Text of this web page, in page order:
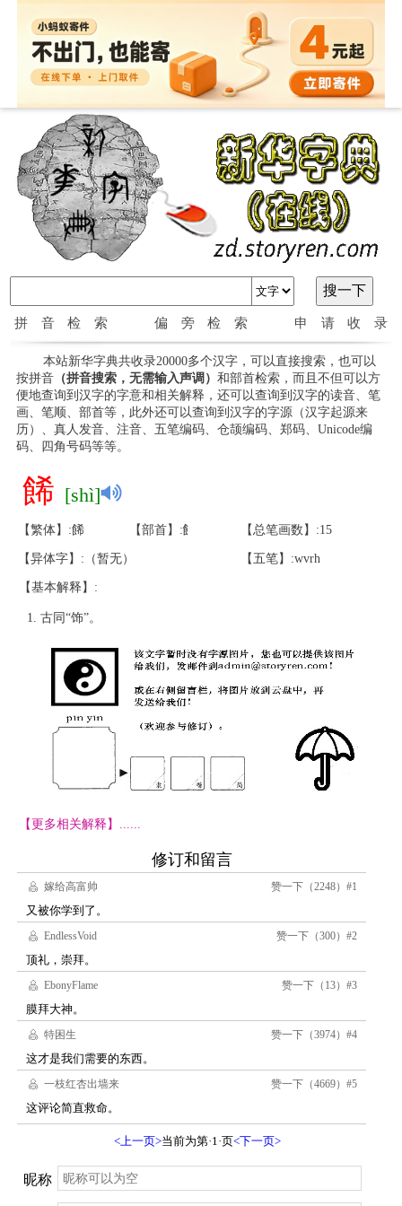
拼音检索 偏旁检索 申请收录
本站新华字典共收录20000多个汉字，可以直接搜索，也可以
按拼音（拼音搜索，无需输入声调） 和部首检索，而且不但可以方
便地查询到汉字的字意和相关解释，还可以查询到汉字的读音、笔
画、笔顺、部首等，此外还可以查询到汉字的字源（汉字起源来
历）、真人发音、注音、五笔编码、仓颉编码、郑码、Unicode编
码、四角号码等等。
餙 [shì]
【繁体】:餙 【部首】:飠 【总笔画数】:15
【异体字】:（暂无） 【五笔】:wvrh
【基本解释】:
古同“饰”。
【更多相关解释】......